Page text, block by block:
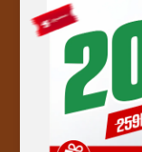
TRÂU CLUB
Đăng kí thành viên
Ưu đãi & Đặc quyền